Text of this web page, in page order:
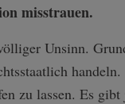
misstrauen.
Unsinn.
zu lassen. Es